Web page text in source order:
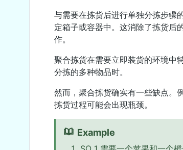
与需要在拣货后进行单独分拣步骤
定箱子或容器中。这消除了拣货后
作。
聚合拣货在需要立即装货的环境中
分拣的多种物品时。
然而，聚合拣货确实有一些缺点。
拣货过程可能会出现瓶颈。
Example